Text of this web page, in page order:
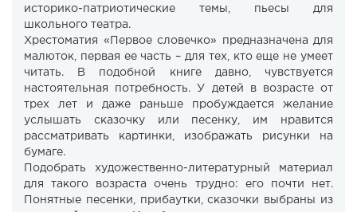
историко-патриотические темы, пьесы для
школьного театра.
Хрестоматия «Первое словечко» предназначена для
малюток, первая ее часть – для тех, кто еще не умеет
читать. В подобной книге давно, чувствуется
настоятельная потребность. У детей в возрасте от
трех лет и даже раньше пробуждается желание
услышать сказочку или песенку, им нравится
рассматривать картинки, изображать рисунки на
бумаге.
Подобрать художественно-литературный материал
для такого возраста очень трудно: его почти нет.
Понятные песенки, прибаутки, сказочки выбраны из